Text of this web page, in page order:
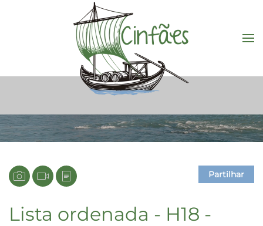
Saltar para o conteúdo principal
Partilhar
Lista ordenada - H18 -